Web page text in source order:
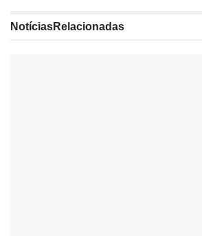
NotíciasRelacionadas